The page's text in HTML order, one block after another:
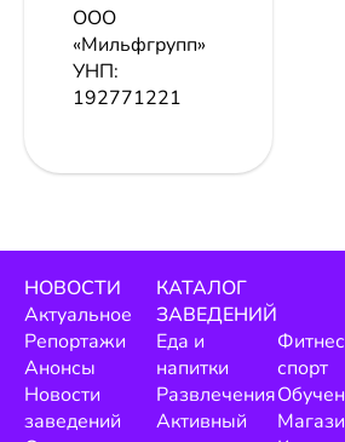
ООО
«Мильфгрупп»
УНП:
192771221
НОВОСТИ
Актуальное
Репортажи
Анонсы
Новости
заведений
КАТАЛОГ
ЗАВЕДЕНИЙ
Еда и
напитки
Развлечения
Активный
спорт